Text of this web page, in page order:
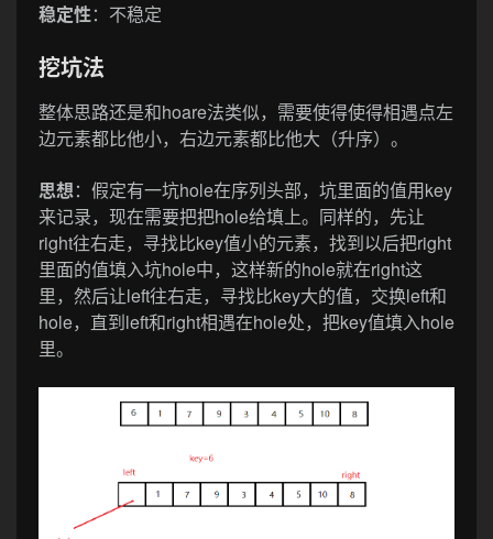
稳定性：不稳定
挖坑法
整体思路还是和hoare法类似，需要使得使得相遇点左
边元素都比他小，右边元素都比他大（升序）。
思想：假定有一坑hole在序列头部，坑里面的值用key
来记录，现在需要把把hole给填上。同样的，先让
right往右走，寻找比key值小的元素，找到以后把right
里面的值填入坑hole中，这样新的hole就在right这
里，然后让left往右走，寻找比key大的值，交换left和
hole，直到left和right相遇在hole处，把key值填入hole
里。